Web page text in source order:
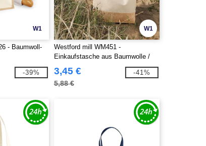
W1
- Baumwoll-
-39%
W1
Westford mill WM451 -
Einkaufstasche aus Baumwolle /
Jute
3,45 €
5,88 €
-41%